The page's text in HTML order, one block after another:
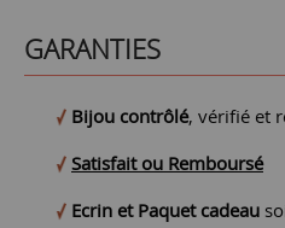
GARANTIES
Bijou contrôlé, vérifié et
Satisfait ou Remboursé
Ecrin et Paquet cadeau